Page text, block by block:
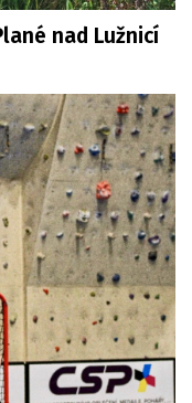
nad Lužnicí